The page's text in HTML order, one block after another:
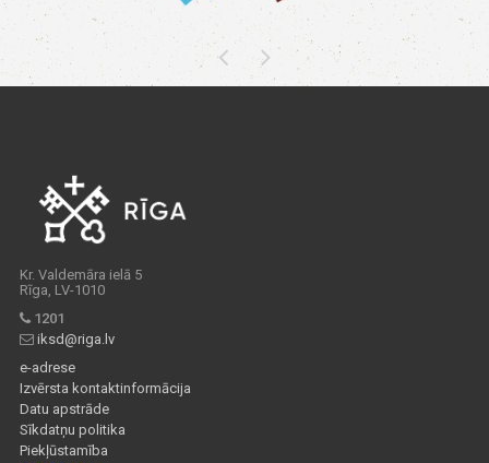
Kr. Valdemāra ielā 5
Rīga, LV-1010
1201
iksd@riga.lv
e-adrese
Izvērsta kontaktinformācija
Datu apstrāde
Sīkdatņu politika
Piekļūstamība